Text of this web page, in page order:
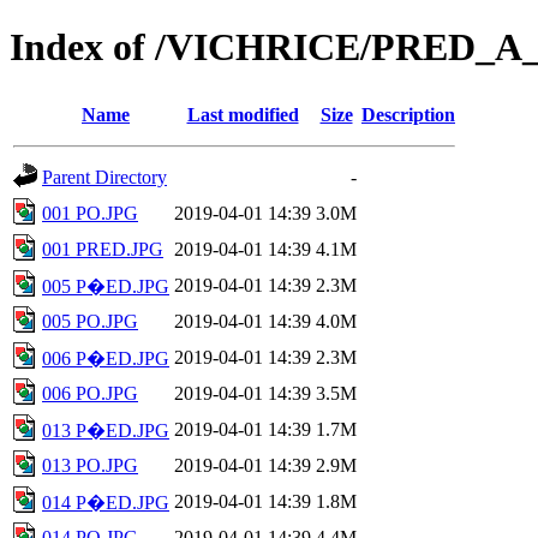
Index of /VICHRICE/
Name Last modified Size Description
Parent Directory
-
001 PO.JPG
2019-04-01 14:39 3.0M
001 PRED.JPG
2019-04-01 14:39 4.1M
005 P�ED.JPG 2019-04-01 14:39 2.3M
005 PO.JPG
2019-04-01 14:39 4.0M
006 P�ED.JPG 2019-04-01 14:39 2.3M
006 PO.JPG
2019-04-01 14:39 3.5M
013 P�ED.JPG 2019-04-01 14:39 1.7M
013 PO.JPG
2019-04-01 14:39 2.9M
014 P�ED.JPG 2019-04-01 14:39 1.8M